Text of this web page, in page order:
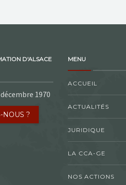
D'ALSACE
1970
NOUS ?
MENU
ACCUEIL
ACTUALITÉS
JURIDIQUE
LA CCA-GE
NOS ACTIONS